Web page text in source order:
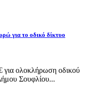
για το οδικό δίκτυο
για ολοκλήρωση οδικού
Σουφλίου...